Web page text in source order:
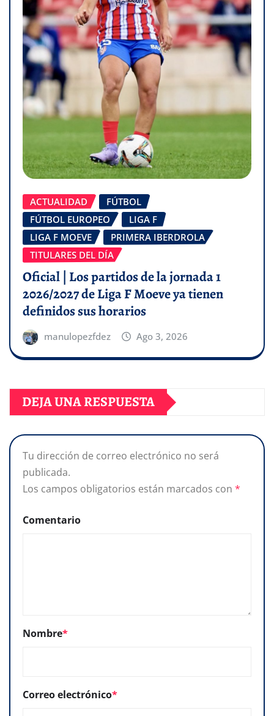
ACTUALIDAD
FÚTBOL
FÚTBOL EUROPEO
LIGA F
LIGA F MOEVE
PRIMERA IBERDROLA
TITULARES DEL DÍA
Oficial | Los partidos de la jornada 1
2026/2027 de Liga F Moeve ya tienen
definidos sus horarios
manulopezfdez Ago 3, 2026
DEJA UNA RESPUESTA
Tu dirección de correo electrónico no será
publicada.
Los campos obligatorios están marcados con *
Comentario
Nombre*
Correo electrónico*